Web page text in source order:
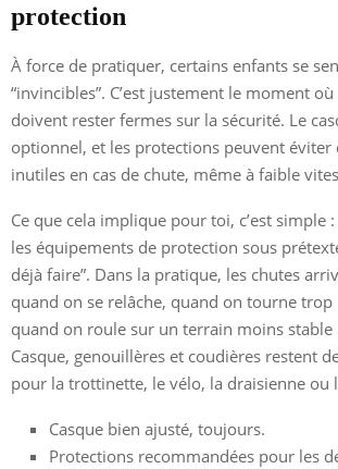
protection
À force de pratiquer, certains enfants se
“invincibles”. C’est justement le moment
doivent rester fermes sur la sécurité. Le
optionnel, et les protections peuvent éviter
inutiles en cas de chute, même à faible
Ce que cela implique pour toi, c’est simple
les équipements de protection sous
déjà faire”. Dans la pratique, les chutes
quand on se relâche, quand on tourne
quand on roule sur un terrain moins stable
Casque, genouillères et coudières restent
pour la trottinette, le vélo, la draisienne ou
Casque bien ajusté, toujours.
Protections recommandées pour les